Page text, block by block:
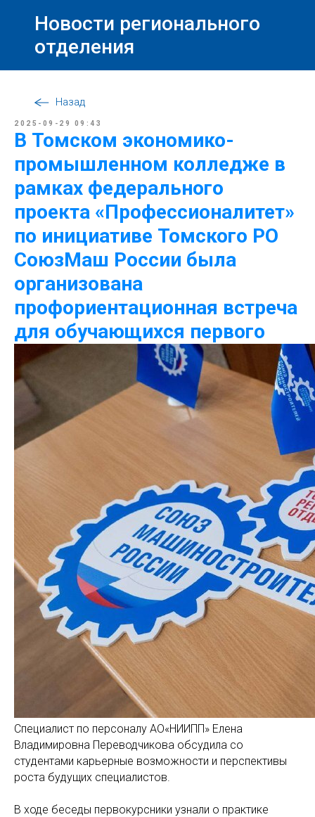
Новости регионального
отделения
Назад
2025-09-29 09:43
В Томском экономико-
промышленном колледже в
рамках федерального
проекта «Профессионалитет»
по инициативе Томского РО
СоюзМаш России была
организована
профориентационная встреча
для обучающихся первого
Специалист по персоналу АО«НИИПП» Елена
Владимировна Переводчикова обсудила со
студентами карьерные возможности и перспективы
роста будущих специалистов.
В ходе беседы первокурсники узнали о практике